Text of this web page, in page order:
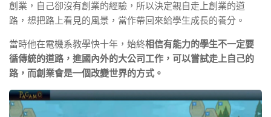
創業，自己卻沒有創業的經驗，所以決定親自走上創業的道
路，想把路上看見的風景，當作帶回來給學生成長的養分。
當時他在電機系教學快十年，始終相信有能力的學生不一定要
循傳統的道路，進國內外的大公司工作，可以嘗試走上自己的
路，而創業會是一個改變世界的方式。